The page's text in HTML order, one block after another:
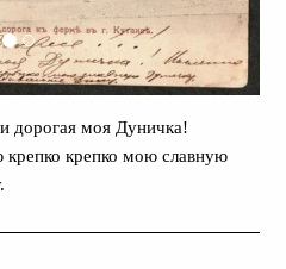
дорогая моя Дуничка!
крепко мою славную